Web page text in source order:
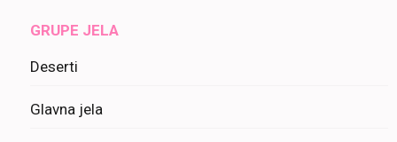
GRUPE JELA
Deserti
Glavna jela